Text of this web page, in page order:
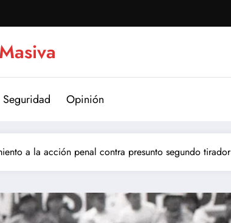
Seguridad Opinión
a la acción penal contra presunto segundo tirador